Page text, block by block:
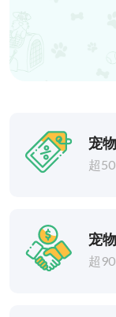
宠
超
宠
超